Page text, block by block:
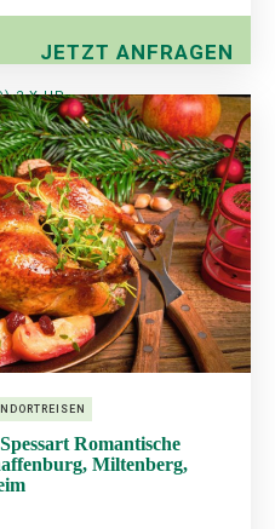
JETZT ANFRAGEN
2 X HP
Romantische
Miltenberg,